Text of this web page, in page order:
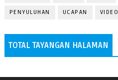
PENYULUHAN UCAPAN VIDEO
TOTAL TAYANGAN HALAMAN